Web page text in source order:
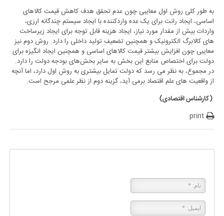
به طور کلی روش اول معایبی چون عدم تحقق هدف کاهش قیمت کالاهای
اساسی، ایجاد رانت برای یک عده واردکننده با ایجاد سیستم چندگانه ارزی،
واردات بیش از مقدار مورد نیاز، ایجاد هزینه قابل توجه برای ایجاد زیرساخت
های کالابرگ الکترونیک و همچنین تضعیف تولید داخلی را دارد. روش دوم نیز
معایبی چون افزایش بیشتر قیمت کالاهای اساسی و همچنین ایجاد انگیزه برای
دولت برای اختصاص منابع این بخش به سایر بخش‌های بودجه دولت را دارد.
در مجموع، به نظر می­ رسد که دولت تمایل بیشتری به روش اول دارد، اما آنچه
از واقعیت­ های علم اقتصاد برمی ­آید، گزینه دوم از نظر علمی مرجح است.
(کارشناس اقتصادی)
print